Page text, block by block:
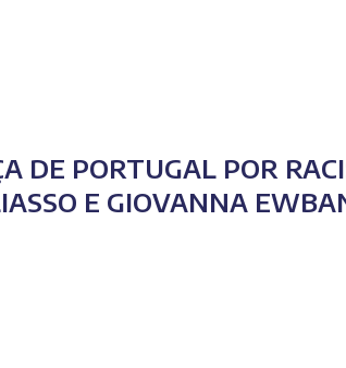
DE PORTUGAL POR
E GIOVANNA